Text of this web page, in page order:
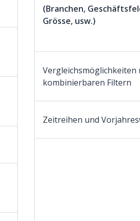
(Branchen,
Grösse, usw.)
Vergleichsmöglichkeiten
kombinierbaren Filtern
Zeitreihen und